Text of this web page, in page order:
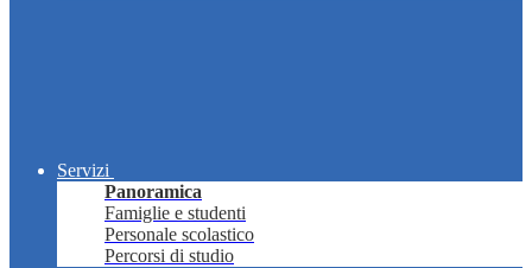
Servizi
Panoramica
Famiglie e studenti
Personale scolastico
Percorsi di studio